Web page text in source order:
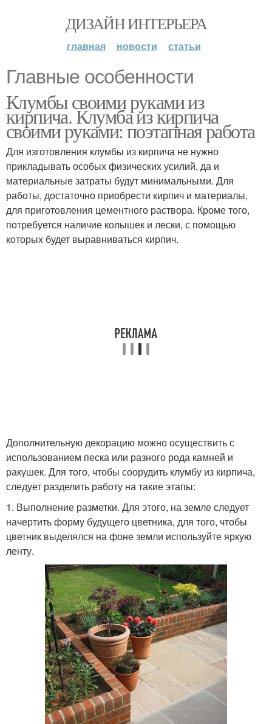
ДИЗАЙН ИНТЕРЬЕРА
главная новости статьи
Главные особенности
Клумбы своими руками из
кирпича. Клумба из кирпича
своими руками: поэтапная работа
Для изготовления клумбы из кирпича не нужно
прикладывать особых физических усилий, да и
материальные затраты будут минимальными. Для
работы, достаточно приобрести кирпич и материалы,
для приготовления цементного раствора. Кроме того,
потребуется наличие колышек и лески, с помощью
которых будет выравниваться кирпич.
Дополнительную декорацию можно осуществить с
использованием песка или разного рода камней и
ракушек. Для того, чтобы соорудить клумбу из кирпича,
следует разделить работу на такие этапы:
1. Выполнение разметки. Для этого, на земле следует
начертить форму будущего цветника, для того, чтобы
цветник выделялся на фоне земли используйте яркую
ленту.